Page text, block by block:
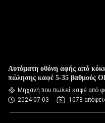
Αυτόματη οθόνη αφής από
πώλησης καφέ 5-35 βαθμούς
Μηχανή που πωλεί καφέ από
2024-07-03
1078